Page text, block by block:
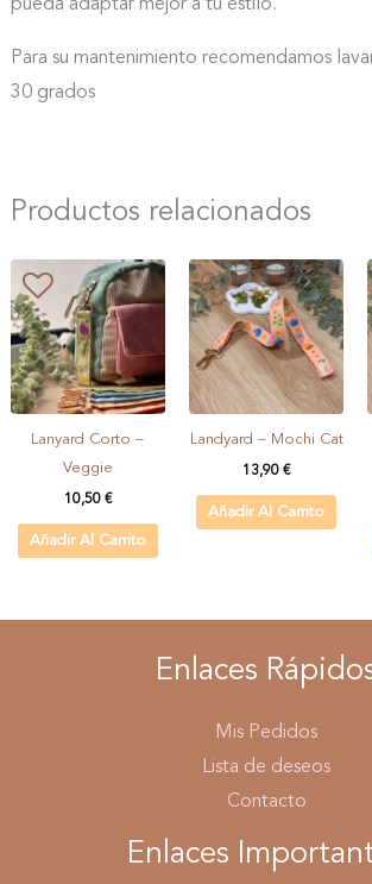
pueda adaptar mejor a tu estilo.
Para su mantenimiento recomendamos
30 grados
Productos relacionados
Lanyard Corto –
Veggie
10,50 €
Añadir Al Carrito
Landyard – Mochi Cat
13,90 €
Añadir Al Carrito
Enlaces
Mis Pedidos
Lista de deseos
Contacto
Enlaces